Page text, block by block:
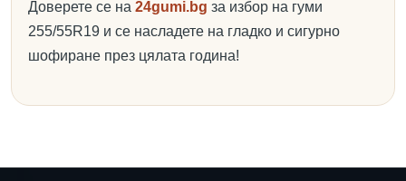
Доверете се на 24gumi.bg за избор на гуми
255/55R19 и се насладете на гладко и сигурно
шофиране през цялата година!